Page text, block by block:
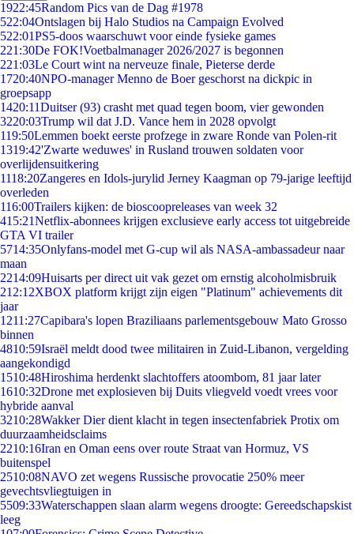
1922:45Random Pics van de Dag #1978
522:04Ontslagen bij Halo Studios na Campaign Evolved
522:01PS5-doos waarschuwt voor einde fysieke games
221:30De FOK!Voetbalmanager 2026/2027 is begonnen
221:03Le Court wint na nerveuze finale, Pieterse derde
1720:40NPO-manager Menno de Boer geschorst na dickpic in
groepsapp
1420:11Duitser (93) crasht met quad tegen boom, vier gewonden
3220:03Trump wil dat J.D. Vance hem in 2028 opvolgt
119:50Lemmen boekt eerste profzege in zware Ronde van Polen-rit
1319:42'Zwarte weduwes' in Rusland trouwen soldaten voor
overlijdensuitkering
1118:20Zangeres en Idols-jurylid Jerney Kaagman op 79-jarige leeftijd
overleden
116:00Trailers kijken: de bioscoopreleases van week 32
415:21Netflix-abonnees krijgen exclusieve early access tot uitgebreide
GTA VI trailer
5714:35Onlyfans-model met G-cup wil als NASA-ambassadeur naar
maan
2214:09Huisarts per direct uit vak gezet om ernstig alcoholmisbruik
212:12XBOX platform krijgt zijn eigen "Platinum" achievements dit
jaar
1211:27Capibara's lopen Braziliaans parlementsgebouw Mato Grosso
binnen
4810:59Israël meldt dood twee militairen in Zuid-Libanon, vergelding
aangekondigd
1510:48Hiroshima herdenkt slachtoffers atoombom, 81 jaar later
1610:32Drone met explosieven bij Duits vliegveld voedt vrees voor
hybride aanval
3210:28Wakker Dier dient klacht in tegen insectenfabriek Protix om
duurzaamheidsclaims
2210:16Iran en Oman eens over route Straat van Hormuz, VS
buitenspel
2510:08NAVO zet wegens Russische provocatie 250% meer
gevechtsvliegtuigen in
5509:33Waterschappen slaan alarm wegens droogte: Gereedschapskist
leeg